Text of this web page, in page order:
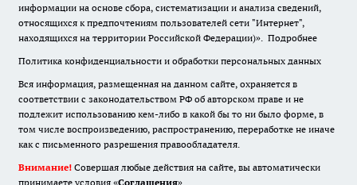
информации на основе сбора, систематизации и анализа сведений,
относящихся к предпочтениям пользователей сети "Интернет",
находящихся на территории Российской Федерации)». Подробнее
Политика конфиденциальности и обработки персональных данных
Вся информация, размещенная на данном сайте, охраняется в
соответствии с законодательством РФ об авторском праве и не
подлежит использованию кем-либо в какой бы то ни было форме, в
том числе воспроизведению, распространению, переработке не иначе
как с письменного разрешения правообладателя.
Внимание! Совершая любые действия на сайте, вы автоматически
принимаете условия «Cоглашения»